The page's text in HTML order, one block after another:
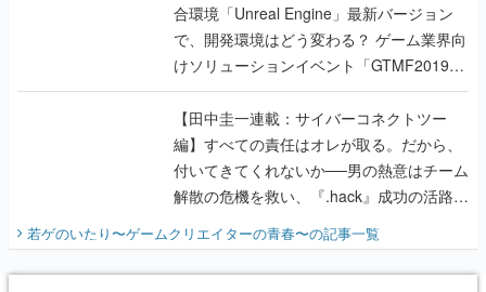
合環境「Unreal Engine」最新バージョン
で、開発環境はどう変わる？ ゲーム業界向
けソリューションイベント「GTMF2019」
に行って、より理解を深めよう【PR】
【田中圭一連載：サイバーコネクトツー
編】すべての責任はオレが取る。だから、
付いてきてくれないか──男の熱意はチーム
解散の危機を救い、『.hack』成功の活路を
『少年ジャンプ』色だった【若ゲのいた
り】
若ゲのいたり〜ゲームクリエイターの青春〜の記事一覧